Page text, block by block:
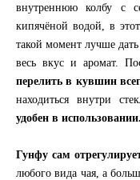
внутреннюю колбу с
кипячёной водой, в
такой момент лучше
весь вкус и аромат.
перелить в кувшин
находиться внутри
удобен в использовании.
Гунфу сам
любого вида чая, а